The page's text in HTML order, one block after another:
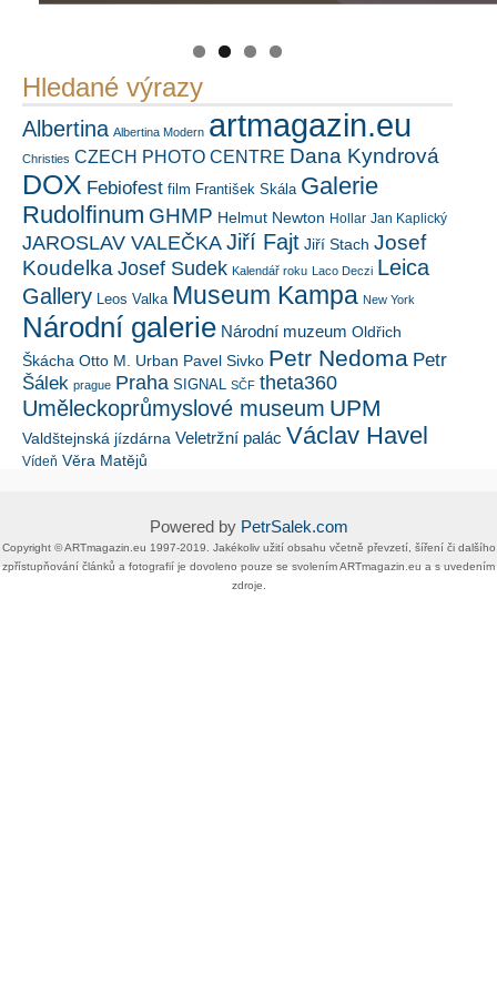
Hledané výrazy
Albertina Albertina Modern artmagazin.eu
Christies CZECH PHOTO CENTRE Dana Kyndrová
DOX Febiofest film František Skála Galerie
Rudolfinum GHMP Helmut Newton Hollar Jan Kaplický
JAROSLAV VALEČKA Jiří Fajt Jiří Stach Josef
Koudelka Josef Sudek Kalendář roku Laco Deczi Leica
Gallery Leos Valka Museum Kampa New York
Národní galerie Národní muzeum Oldřich
Škácha Otto M. Urban Pavel Sivko Petr Nedoma Petr
Šálek prague Praha SIGNAL SČF theta360
Uměleckoprůmyslové museum UPM
Valdštejnská jízdárna Veletržní palác Václav Havel
Vídeň Věra Matějů
Powered by PetrSalek.com
Copyright ©​ ​​ARTmagazin.eu ​1997-2019​.​ Jakékoliv užití obsahu včetně převzetí, šíření či dalšího
zpřístupňování článků a fotografií je dovoleno pouze se svolením ​ARTmagazin.eu​ ​a s uvedením
zdroje.